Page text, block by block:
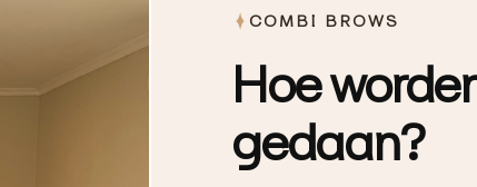
COMBI BROWS
Hoe
gedaan?